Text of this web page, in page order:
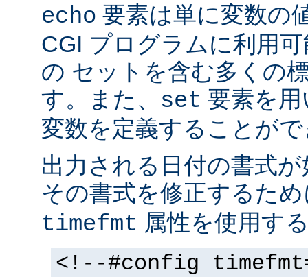
echo 要素は単に変数の
CGI プログラムに利用
の セットを含む多くの
す。また、 set 要素を
変数を定義することが
出力される日付の書式
その書式を修正するた
timefmt 属性を使用す
<!--#config